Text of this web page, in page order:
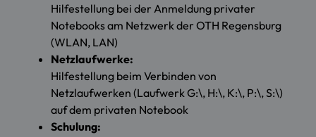
Hilfestellung bei der Anmeldung privater
Notebooks am Netzwerk der OTH Regensburg
(WLAN, LAN)
Netzlaufwerke:
Hilfestellung beim Verbinden von
Netzlaufwerken (Laufwerk G:\, H:\, K:\, P:\, S:\)
auf dem privaten Notebook
Schulung: